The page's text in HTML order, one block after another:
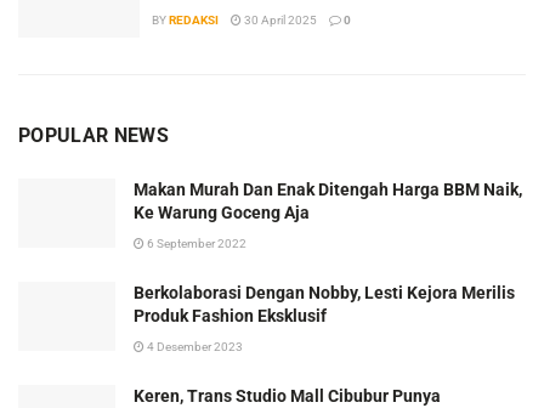
BYREDAKSI 30 April 2025 0
POPULAR NEWS
Makan Murah Dan Enak Ditengah Harga BBM Naik,
Ke Warung Goceng Aja
6 September 2022
Berkolaborasi Dengan Nobby, Lesti Kejora Merilis
Produk Fashion Eksklusif
4 Desember 2023
Keren, Trans Studio Mall Cibubur Punya